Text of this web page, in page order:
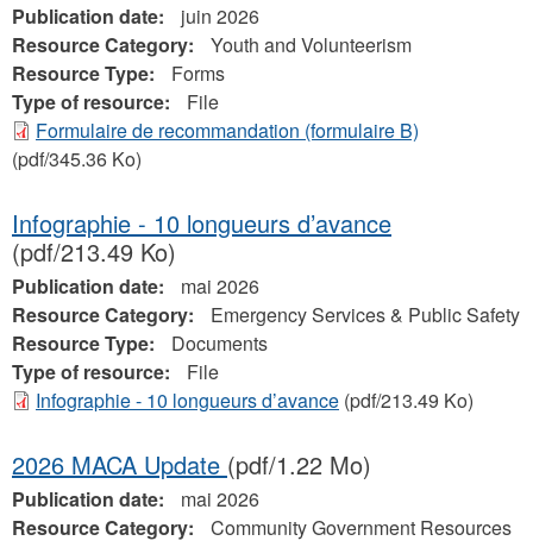
Publication date:
juin 2026
Resource Category:
Youth and Volunteerism
Resource Type:
Forms
Type of resource:
File
Formulaire de recommandation (formulaire B)
(pdf/345.36 Ko)
Infographie - 10 longueurs d’avance
(pdf/213.49 Ko)
Publication date:
mai 2026
Resource Category:
Emergency Services & Public Safety
Resource Type:
Documents
Type of resource:
File
Infographie - 10 longueurs d’avance (pdf/213.49 Ko)
2026 MACA Update (pdf/1.22 Mo)
Publication date:
mai 2026
Resource Category:
Community Government Resources